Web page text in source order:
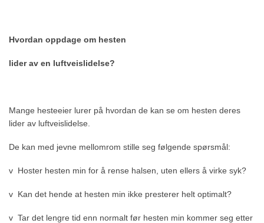
Hvordan oppdage om hesten
lider av en luftveislidelse?
Mange hesteeier lurer på hvordan de kan se om hesten deres
lider av luftveislidelse.
De kan med jevne mellomrom stille seg følgende spørsmål:
v Hoster hesten min for å rense halsen, uten ellers å virke syk?
v Kan det hende at hesten min ikke presterer helt optimalt?
v Tar det lengre tid enn normalt før hesten min kommer seg etter